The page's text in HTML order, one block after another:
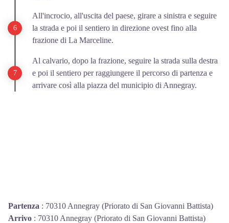
All'incrocio, all'uscita del paese, girare a sinistra e seguire
la strada e poi il sentiero in direzione ovest fino alla
frazione di La Marceline.
Al calvario, dopo la frazione, seguire la strada sulla destra
e poi il sentiero per raggiungere il percorso di partenza e
arrivare così alla piazza del municipio di Annegray.
Partenza : 70310 Annegray (Priorato di San Giovanni Battista)
Arrivo : 70310 Annegray (Priorato di San Giovanni Battista)